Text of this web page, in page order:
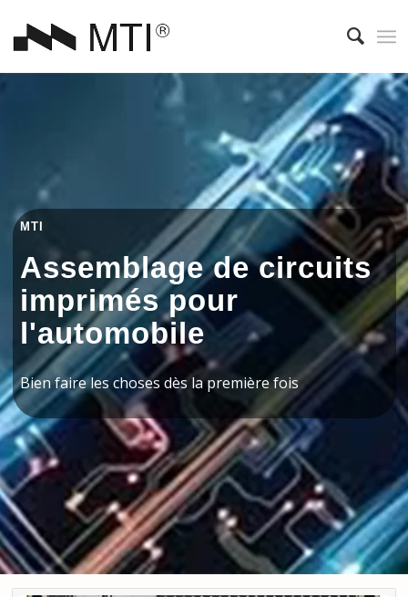
MTI
Assemblage de circuits
imprimés pour
l'automobile
Bien faire les choses dès la première fois